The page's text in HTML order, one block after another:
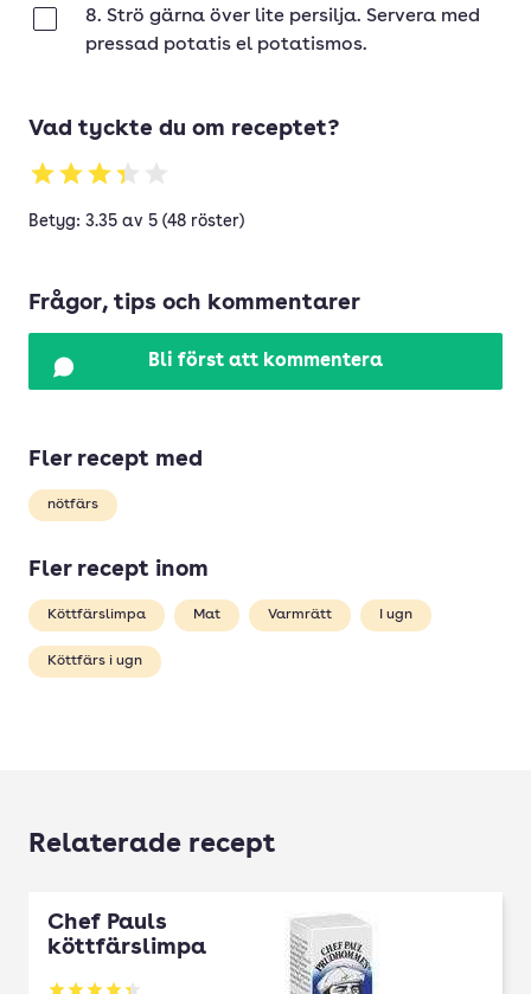
8. Strö gärna över lite persilja. Servera med
pressad potatis el potatismos.
Vad tyckte du om receptet?
Betyg: 3.35 av 5 (48 röster)
Frågor, tips och kommentarer
Bli först att kommentera
Fler recept med
nötfärs
Fler recept inom
Köttfärslimpa Mat Varmrätt I ugn
Köttfärs i ugn
Relaterade recept
Chef Pauls
köttfärslimpa